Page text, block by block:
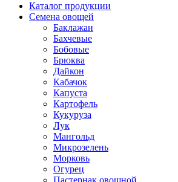
Каталог продукции
Семена овощей
Баклажан
Бахчевые
Бобовые
Брюква
Дайкон
Кабачок
Капуста
Картофель
Кукуруза
Лук
Мангольд
Микрозелень
Морковь
Огурец